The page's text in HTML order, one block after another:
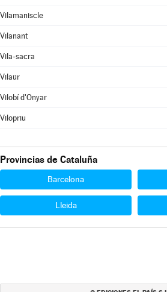
Vilamaniscle
Vilanant
Vila-sacra
Vilaür
Vilobí d'Onyar
Vilopriu
Provincias de Cataluña
Barcelona
Lleida